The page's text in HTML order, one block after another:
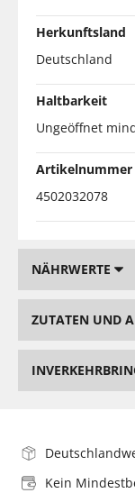
Herkunftsland
Deutschland
Haltbarkeit
Ungeöffnet
Artikelnummer
4502032078
NÄHRWERTE
ZUTATEN UND
Kein